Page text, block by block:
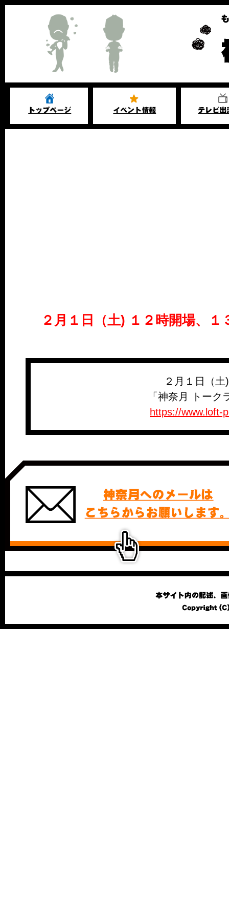
２月１日（土) １２時開場、
２月１日（
「神奈月 トー
https://www.loft-